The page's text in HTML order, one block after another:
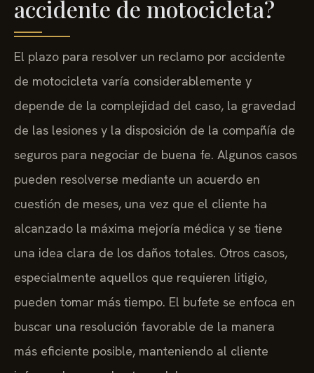
accidente de motocicleta?
El plazo para resolver un reclamo por accidente
de motocicleta varía considerablemente y
depende de la complejidad del caso, la gravedad
de las lesiones y la disposición de la compañía de
seguros para negociar de buena fe. Algunos casos
pueden resolverse mediante un acuerdo en
cuestión de meses, una vez que el cliente ha
alcanzado la máxima mejoría médica y se tiene
una idea clara de los daños totales. Otros casos,
especialmente aquellos que requieren litigio,
pueden tomar más tiempo. El bufete se enfoca en
buscar una resolución favorable de la manera
más eficiente posible, manteniendo al cliente